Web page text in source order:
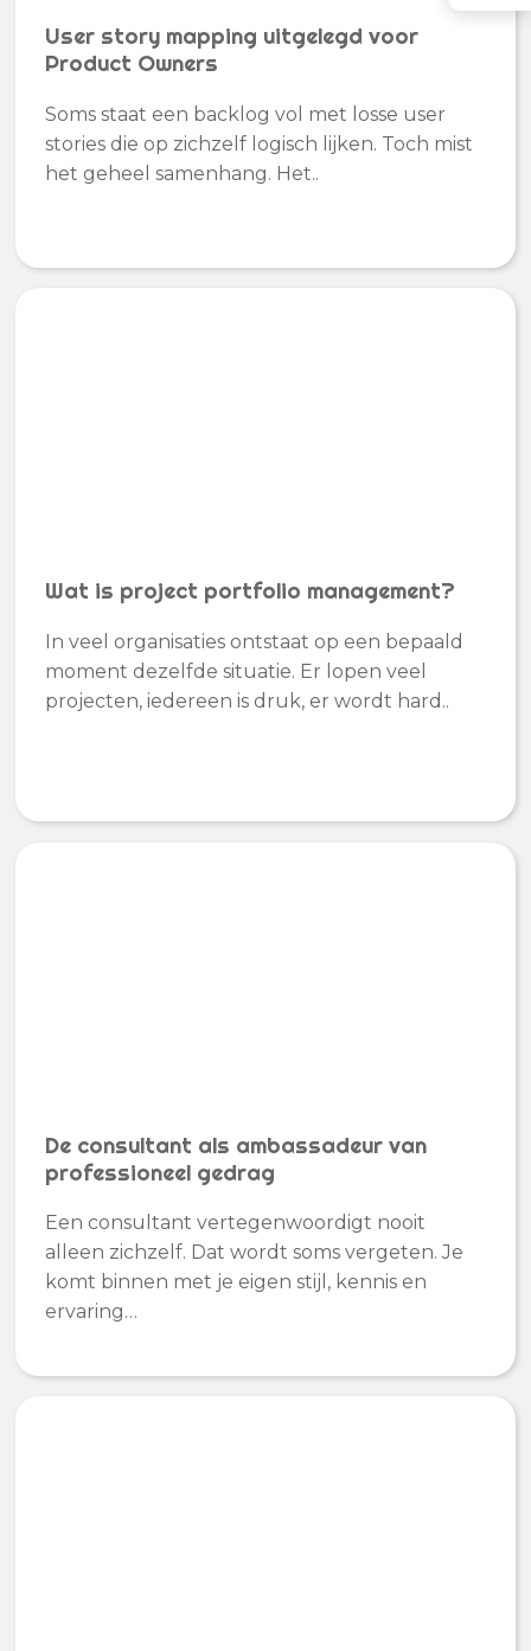
User story mapping uitgelegd voor
Product Owners
Soms staat een backlog vol met losse user
stories die op zichzelf logisch lijken. Toch mist
het geheel samenhang. Het..
Wat is project portfolio management?
In veel organisaties ontstaat op een bepaald
moment dezelfde situatie. Er lopen veel
projecten, iedereen is druk, er wordt hard..
De consultant als ambassadeur van
professioneel gedrag
Een consultant vertegenwoordigt nooit
alleen zichzelf. Dat wordt soms vergeten. Je
komt binnen met je eigen stijl, kennis en
ervaring…